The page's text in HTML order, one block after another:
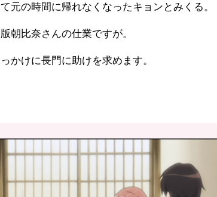
元の時間に帰れなくなったキョンとみくる。
朝比奈さんの仕業ですが。
かけに長門に助けを求めます。